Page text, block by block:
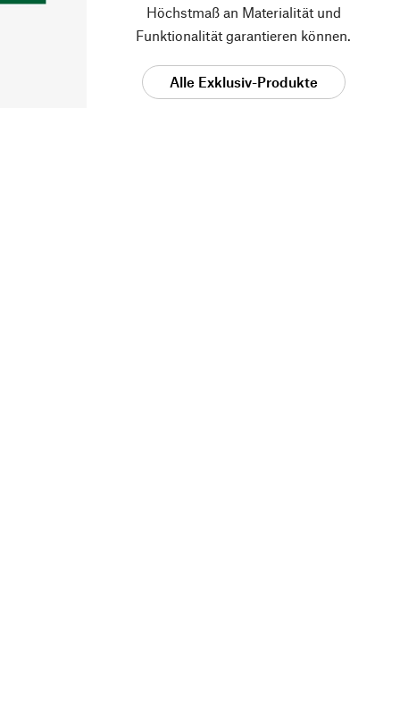
Höchstmaß an Materialität und
Funktionalität garantieren können.
Alle Exklusiv-Produkte